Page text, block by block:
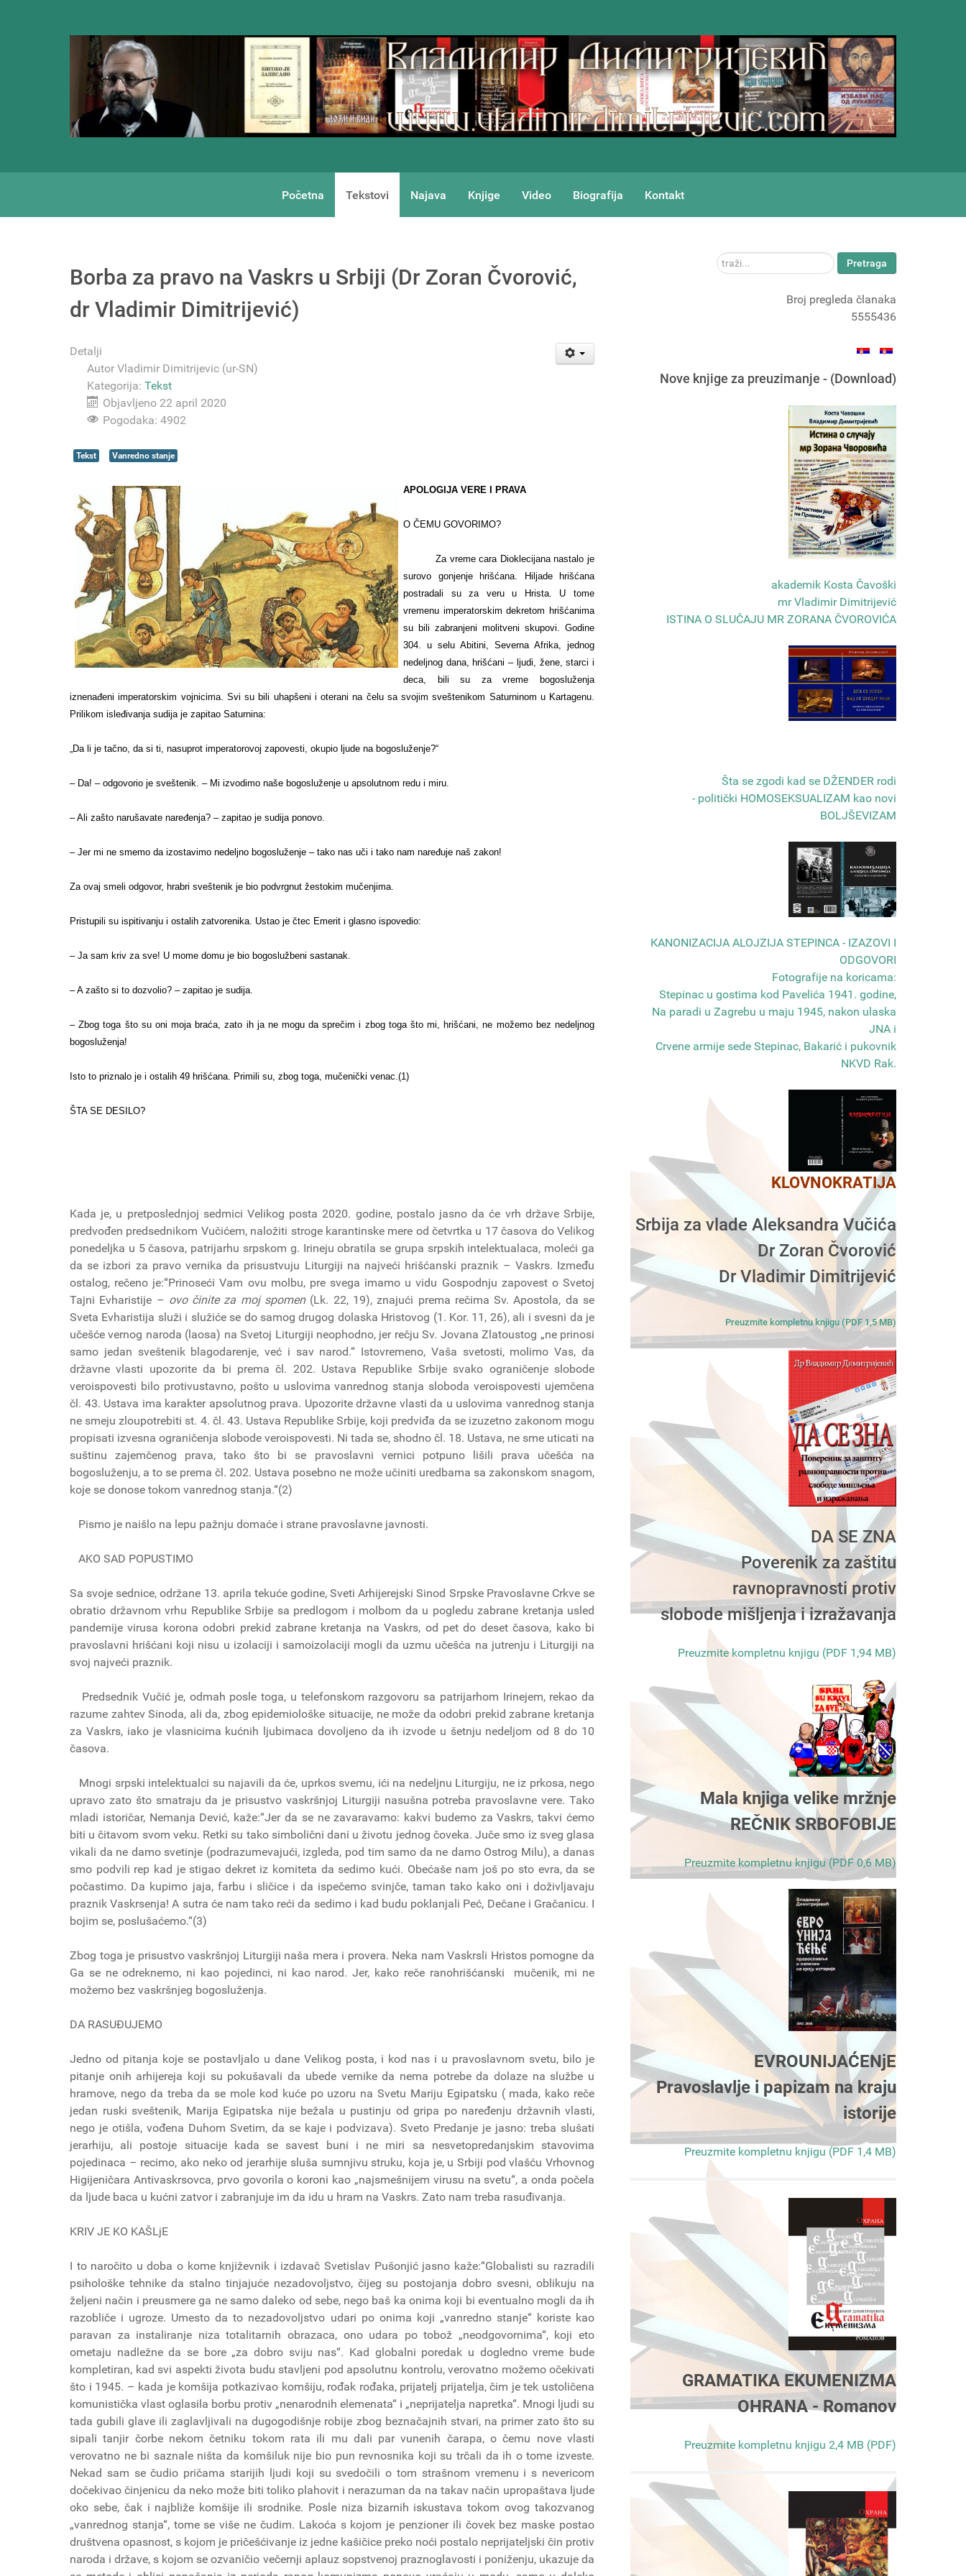
Početna Tekstovi Najava Knjige Video Biografija Kontakt
Borba za pravo na Vaskrs u Srbiji (Dr Zoran Čvorović,
dr Vladimir Dimitrijević)
Detalji
Autor Vladimir Dimitrijevic (ur-SN)
Kategorija: Tekst
Objavljeno 22 april 2020
Pogodaka: 4902
Tekst Vanredno stanje
APOLOGIJA VERE I PRAVA
O ČEMU GOVORIMO?
Za vreme cara Dioklecijana nastalo je
surovo gonjenje hrišćana. Hiljade hrišćana
postradali su za veru u Hrista. U tome
vremenu imperatorskim dekretom hrišćanima
su bili zabranjeni molitveni skupovi. Godine
304. u selu Abitini, Severna Afrika, jednog
nedeljnog dana, hrišćani – ljudi, žene, starci i
deca, bili su za vreme bogosluženja
iznenađeni imperatorskim vojnicima. Svi su bili uhapšeni i oterani na čelu sa svojim sveštenikom Saturninom u Kartagenu.
Prilikom isleđivanja sudija je zapitao Saturnina:
„Da li je tačno, da si ti, nasuprot imperatorovoj zapovesti, okupio ljude na bogosluženje?“
– Da! – odgovorio je sveštenik. – Mi izvodimo naše bogosluženje u apsolutnom redu i miru.
– Ali zašto narušavate naređenja? – zapitao je sudija ponovo.
– Jer mi ne smemo da izostavimo nedeljno bogosluženje – tako nas uči i tako nam naređuje naš zakon!
Za ovaj smeli odgovor, hrabri sveštenik je bio podvrgnut žestokim mučenjima.
Pristupili su ispitivanju i ostalih zatvorenika. Ustao je čtec Emerit i glasno ispovedio:
– Ja sam kriv za sve! U mome domu je bio bogoslužbeni sastanak.
– A zašto si to dozvolio? – zapitao je sudija.
– Zbog toga što su oni moja braća, zato ih ja ne mogu da sprečim i zbog toga što mi, hrišćani, ne možemo bez nedeljnog
bogosluženja!
Isto to priznalo je i ostalih 49 hrišćana. Primili su, zbog toga, mučenički venac.(1)
ŠTA SE DESILO?
Kada je, u pretposlednjoj sedmici Velikog posta 2020. godine, postalo jasno da će vrh države Srbije,
predvođen predsednikom Vučićem, naložiti stroge karantinske mere od četvrtka u 17 časova do Velikog
ponedeljka u 5 časova, patrijarhu srpskom g. Irineju obratila se grupa srpskih intelektualaca, moleći ga
da se izbori za pravo vernika da prisustvuju Liturgiji na najveći hrišćanski praznik – Vaskrs. Između
ostalog, rečeno je:“Prinoseći Vam ovu molbu, pre svega imamo u vidu Gospodnju zapovest o Svetoj
Tajni Evharistije – ovo činite za moj spomen(Lk. 22, 19), znajući prema rečima Sv. Apostola, da se
Sveta Evharistija služi i služiće se do samog drugog dolaska Hristovog (1. Kor. 11, 26), ali i svesni da je
učešće vernog naroda (laosa) na Svetoj Liturgiji neophodno, jer rečju Sv. Jovana Zlatoustog „ne prinosi
samo jedan sveštenik blagodarenje, već i sav narod.“ Istovremeno, Vaša svetosti, molimo Vas, da
državne vlasti upozorite da bi prema čl. 202. Ustava Republike Srbije svako ograničenje slobode
veroispovesti bilo protivustavno, pošto u uslovima vanrednog stanja sloboda veroispovesti ujemčena
čl. 43. Ustava ima karakter apsolutnog prava. Upozorite državne vlasti da u uslovima vanrednog stanja
ne smeju zloupotrebiti st. 4. čl. 43. Ustava Republike Srbije, koji predviđa da se izuzetno zakonom mogu
propisati izvesna ograničenja slobode veroispovesti. Ni tada se, shodno čl. 18. Ustava, ne sme uticati na
suštinu zajemčenog prava, tako što bi se pravoslavni vernici potpuno lišili prava učešća na
bogosluženju, a to se prema čl. 202. Ustava posebno ne može učiniti uredbama sa zakonskom snagom,
koje se donose tokom vanrednog stanja.“(2)
Pismo je naišlo na lepu pažnju domaće i strane pravoslavne javnosti.
AKO SAD POPUSTIMO
Sa svoje sednice, održane 13. aprila tekuće godine, Sveti Arhijerejski Sinod Srpske Pravoslavne Crkve se
obratio državnom vrhu Republike Srbije sa predlogom i molbom da u pogledu zabrane kretanja usled
pandemije virusa korona odobri prekid zabrane kretanja na Vaskrs, od pet do deset časova, kako bi
pravoslavni hrišćani koji nisu u izolaciji i samoizolaciji mogli da uzmu učešća na jutrenju i Liturgiji na
svoj najveći praznik.
Predsednik Vučić je, odmah posle toga, u telefonskom razgovoru sa patrijarhom Irinejem, rekao da
razume zahtev Sinoda, ali da, zbog epidemiološke situacije, ne može da odobri prekid zabrane kretanja
za Vaskrs, iako je vlasnicima kućnih ljubimaca dovoljeno da ih izvode u šetnju nedeljom od 8 do 10
časova.
Mnogi srpski intelektualci su najavili da će, uprkos svemu, ići na nedeljnu Liturgiju, ne iz prkosa, nego
upravo zato što smatraju da je prisustvo vaskršnjoj Liturgiji nasušna potreba pravoslavne vere. Tako
mladi istoričar, Nemanja Dević, kaže:“Jer da se ne zavaravamo: kakvi budemo za Vaskrs, takvi ćemo
biti u čitavom svom veku. Retki su tako simbolični dani u životu jednog čoveka. Juče smo iz sveg glasa
vikali da ne damo svetinje (podrazumevajući, izgleda, pod tim samo da ne damo Ostrog Milu), a danas
smo podvili rep kad je stigao dekret iz komiteta da sedimo kući. Obećaše nam još po sto evra, da se
počastimo. Da kupimo jaja, farbu i sličice i da ispečemo svinjče, taman tako kako oni i doživljavaju
praznik Vaskrsenja! A sutra će nam tako reći da sedimo i kad budu poklanjali Peć, Dečane i Gračanicu. I
bojim se, poslušaćemo.“(3)
Zbog toga je prisustvo vaskršnjoj Liturgiji naša mera i provera. Neka nam Vaskrsli Hristos pomogne da
Ga se ne odreknemo, ni kao pojedinci, ni kao narod. Jer, kako reče ranohrišćanski mučenik, mi ne
možemo bez vaskršnjeg bogosluženja.
DA RASUĐUJEMO
Jedno od pitanja koje se postavljalo u dane Velikog posta, i kod nas i u pravoslavnom svetu, bilo je
pitanje onih arhijereja koji su pokušavali da ubede vernike da nema potrebe da dolaze na službe u
hramove, nego da treba da se mole kod kuće po uzoru na Svetu Mariju Egipatsku ( mada, kako reče
jedan ruski sveštenik, Marija Egipatska nije bežala u pustinju od gripa po naređenju državnih vlasti,
nego je otišla, vođena Duhom Svetim, da se kaje i podvizava). Sveto Predanje je jasno: treba slušati
jerarhiju, ali postoje situacije kada se savest buni i ne miri sa nesvetopredanjskim stavovima
pojedinaca – recimo, ako neko od jerarhije sluša sumnjivu struku, koja je, u Srbiji pod vlašću Vrhovnog
Higijeničara Antivaskrsovca, prvo govorila o koroni kao „najsmešnijem virusu na svetu“, a onda počela
da ljude baca u kućni zatvor i zabranjuje im da idu u hram na Vaskrs. Zato nam treba rasuđivanja.
KRIV JE KO KAŠLjE
I to naročito u doba o kome književnik i izdavač Svetislav Pušonjić jasno kaže:“Globalisti su razradili
psihološke tehnike da stalno tinjajuće nezadovoljstvo, čijeg su postojanja dobro svesni, oblikuju na
željeni način i preusmere ga ne samo daleko od sebe, nego baš ka onima koji bi eventualno mogli da ih
razobliče i ugroze. Umesto da to nezadovoljstvo udari po onima koji „vanredno stanje“ koriste kao
paravan za instaliranje niza totalitarnih obrazaca, ono udara po tobož „neodgovornima“, koji eto
ometaju nadležne da se bore „za dobro sviju nas“. Kad globalni poredak u dogledno vreme bude
kompletiran, kad svi aspekti života budu stavljeni pod apsolutnu kontrolu, verovatno možemo očekivati
što i 1945. – kada je komšija potkazivao komšiju, rođak rođaka, prijatelj prijatelja, čim je tek ustoličena
komunistička vlast oglasila borbu protiv „nenarodnih elemenata“ i „neprijatelja napretka“. Mnogi ljudi su
tada gubili glave ili zaglavljivali na dugogodišnje robije zbog beznačajnih stvari, na primer zato što su
sipali tanjir čorbe nekom četniku tokom rata ili mu dali par vunenih čarapa, o čemu nove vlasti
verovatno ne bi saznale ništa da komšiluk nije bio pun revnosnika koji su trčali da ih o tome izveste.
Nekad sam se čudio pričama starijih ljudi koji su svedočili o tom strašnom vremenu i s nevericom
dočekivao činjenicu da neko može biti toliko plahovit i nerazuman da na takav način upropaštava ljude
oko sebe, čak i najbliže komšije ili srodnike. Posle niza bizarnih iskustava tokom ovog takozvanog
„vanrednog stanja“, tome se više ne čudim. Lakoća s kojom je penzioner ili čovek bez maske postao
društvena opasnost, s kojom je pričešćivanje iz jedne kašičice preko noći postalo neprijateljski čin protiv
naroda i države, s kojom se ozvaničio večernji aplauz sopstvenoj praznoglavosti i poniženju, ukazuje da
traži... Pretraga
Broj pregleda članaka
5555436
Nove knjige za preuzimanje - (Download)
akademik Kosta Čavoški
mr Vladimir Dimitrijević
ISTINA O SLUČAJU MR ZORANA ČVOROVIĆA
Šta se zgodi kad se DŽENDER rodi
- politički HOMOSEKSUALIZAM kao novi
BOLJŠEVIZAM
КANONIZACIJA ALOJZIJA STEPINCA - IZAZOVI I
ODGOVORI
Fotografije na koricama:
Stepinac u gostima kod Pavelića 1941. godine,
Na paradi u Zagrebu u maju 1945, nakon ulaska
JNA i
Crvene armije sede Stepinac, Bakarić i pukovnik
NKVD Rak.
KLOVNOKRATIJA
Srbija za vlade Aleksandra Vučića
Dr Zoran Čvorović
Dr Vladimir Dimitrijević
Preuzmite kompletnu knjigu (PDF 1,5 MB)
DA SE ZNA
Poverenik za zaštitu
ravnopravnosti protiv
slobode mišljenja i izražavanja
Preuzmite kompletnu knjigu (PDF 1,94 MB)
Mala knjiga velike mržnje
REČNIK SRBOFOBIJE
Preuzmite kompletnu knjigu (PDF 0,6 MB)
EVROUNIJAĆENjE
Pravoslavlje i papizam na kraju
istorije
Preuzmite kompletnu knjigu (PDF 1,4 MB)
GRAMATIKA EKUMENIZMA
OHRANA - Romanov
Preuzmite kompletnu knjigu 2,4 MB (PDF)